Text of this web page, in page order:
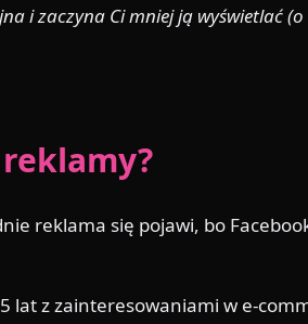
i zaczyna Ci mniej ją wyświetlać
reklama się pojawi, bo
lat z zainteresowaniami w e-